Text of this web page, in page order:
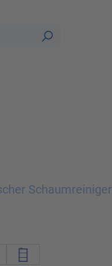
Schaumreiniger